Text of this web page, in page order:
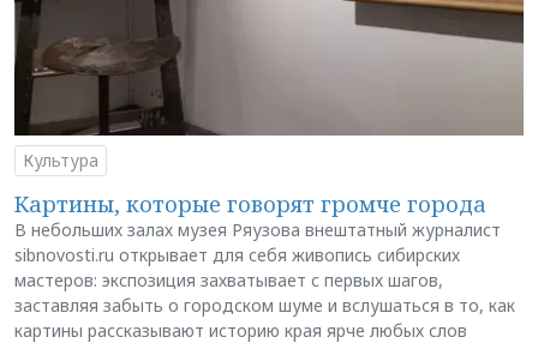
Культура
Картины, которые говорят громче города
В небольших залах музея Ряузова внештатный журналист
sibnovosti.ru открывает для себя живопись сибирских
мастеров: экспозиция захватывает с первых шагов,
заставляя забыть о городском шуме и вслушаться в то, как
картины рассказывают историю края ярче любых слов